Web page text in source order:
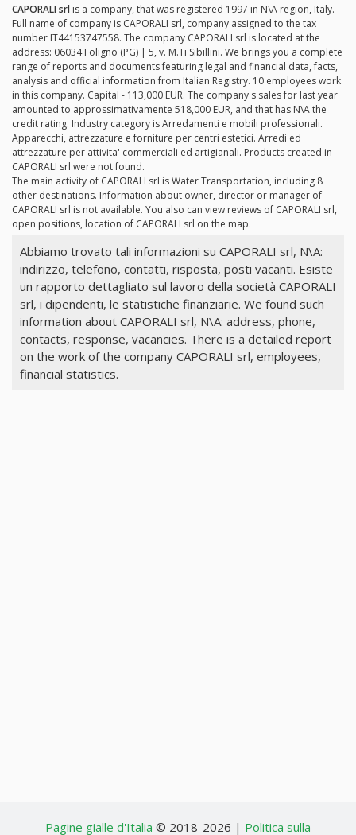
CAPORALI srl is a company, that was registered 1997 in N\A region, Italy.
Full name of company is CAPORALI srl, company assigned to the tax
number IT44153747558. The company CAPORALI srl is located at the
address: 06034 Foligno (PG) | 5, v. M.Ti Sibillini. We brings you a complete
range of reports and documents featuring legal and financial data, facts,
analysis and official information from Italian Registry. 10 employees work
in this company. Capital - 113,000 EUR. The company's sales for last year
amounted to approssimativamente 518,000 EUR, and that has N\A the
credit rating. Industry category is Arredamenti e mobili professionali.
Apparecchi, attrezzature e forniture per centri estetici. Arredi ed
attrezzature per attivita' commerciali ed artigianali. Products created in
CAPORALI srl were not found.
The main activity of CAPORALI srl is Water Transportation, including 8
other destinations. Information about owner, director or manager of
CAPORALI srl is not available. You also can view reviews of CAPORALI srl,
open positions, location of CAPORALI srl on the map.
Abbiamo trovato tali informazioni su CAPORALI srl, N\A:
indirizzo, telefono, contatti, risposta, posti vacanti. Esiste
un rapporto dettagliato sul lavoro della società CAPORALI
srl, i dipendenti, le statistiche finanziarie. We found such
information about CAPORALI srl, N\A: address, phone,
contacts, response, vacancies. There is a detailed report
on the work of the company CAPORALI srl, employees,
financial statistics.
Pagine gialle d'Italia © 2018-2026 | Politica sulla